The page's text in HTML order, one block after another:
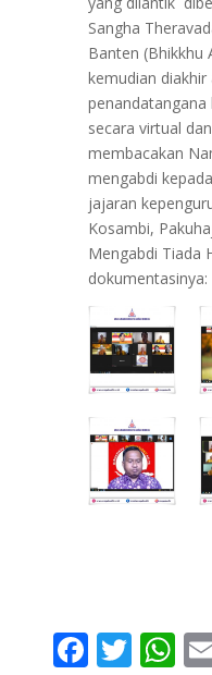
Sangha
Banten (Bhikkhu
kemudian diakhir
secara virtual
membacakan
mengabdi
jajaran
Kosambi,
Mengabdi Tiada
dokumentasinya:
F T W